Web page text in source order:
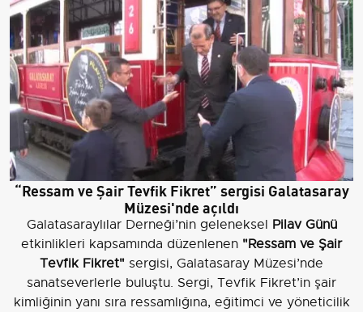
“Ressam ve Şair Tevfik Fikret” sergisi Galatasaray
Müzesi'nde açıldı
Galatasaraylılar Derneği’nin geleneksel Pilav Günü
etkinlikleri kapsamında düzenlenen "Ressam ve Şair
Tevfik Fikret" sergisi, Galatasaray Müzesi’nde
sanatseverlerle buluştu. Sergi, Tevfik Fikret’in şair
kimliğinin yanı sıra ressamlığına, eğitimci ve yöneticilik